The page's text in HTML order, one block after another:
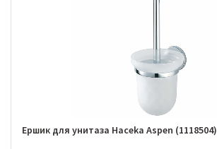
Ершик для унитаза Haceka Aspen (1118504)